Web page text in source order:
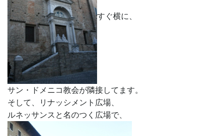
すぐ横に、
サン・ドメニコ教会が隣接してます。
そして、リナッシメント広場、
ルネッサンスと名のつく広場で、